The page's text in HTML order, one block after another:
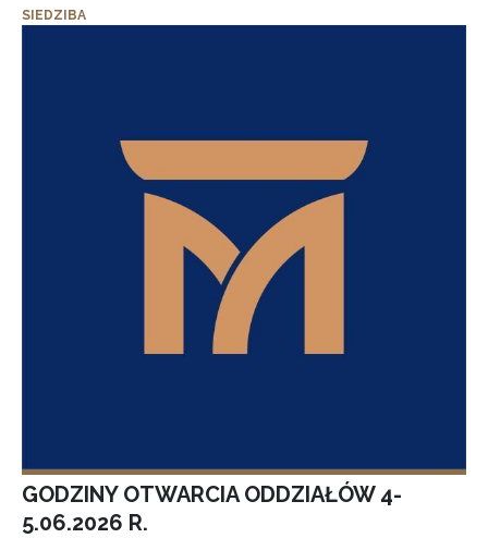
SIEDZIBA
GODZINY OTWARCIA ODDZIAŁÓW 4-
5.06.2026 R.